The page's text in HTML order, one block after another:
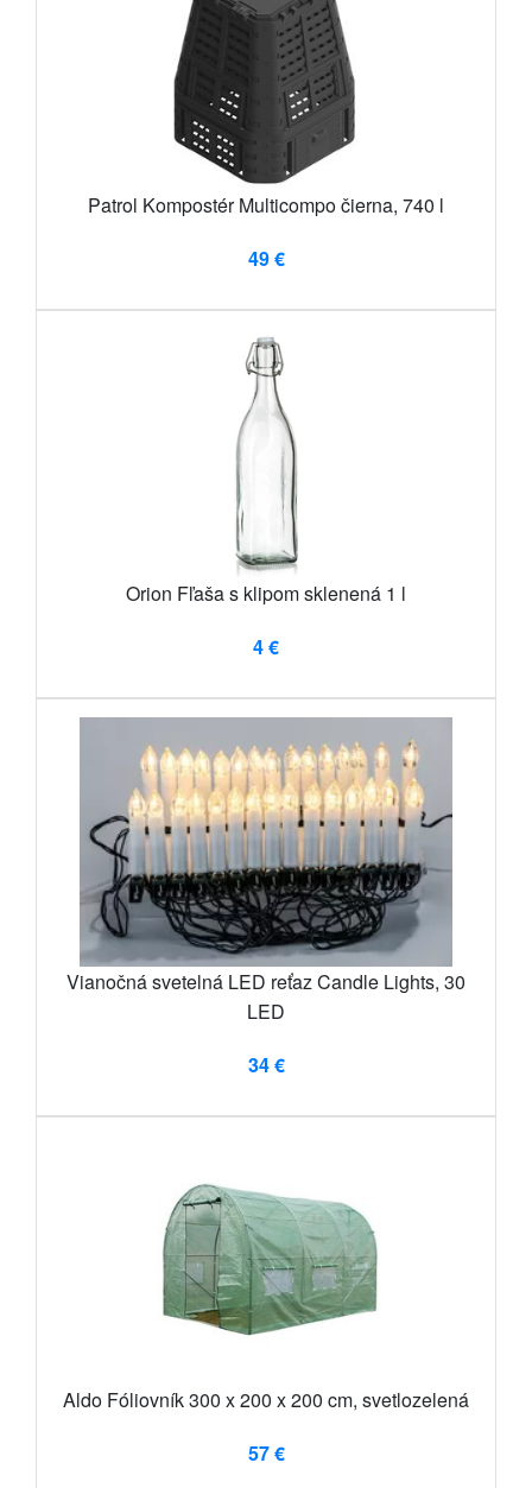
Patrol Kompostér Multicompo čierna, 740 l​
49 €
Orion Fľaša s klipom sklenená 1 l
4 €
Vianočná svetelná LED reťaz Candle Lights, 30
LED
34 €
Aldo Fóliovník 300 x 200 x 200 cm, svetlozelená
57 €